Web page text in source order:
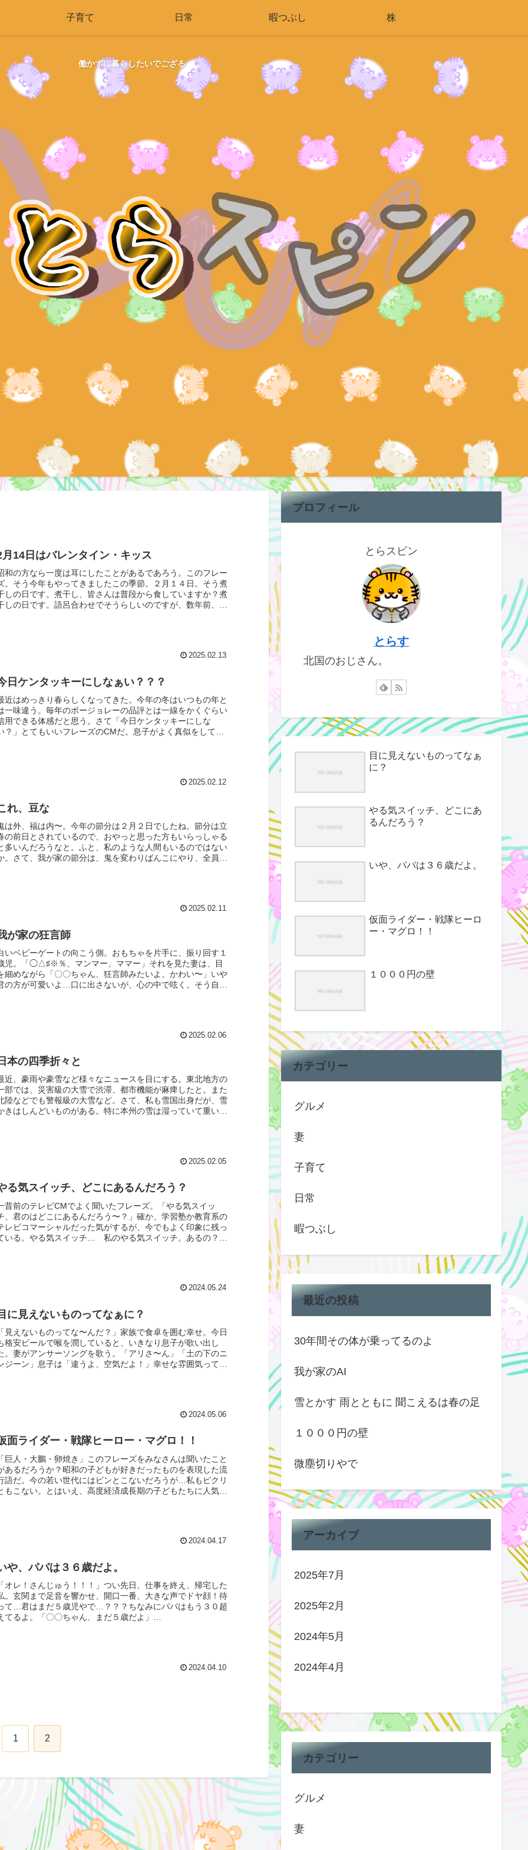
働かずに暮らしたいでござる
子育て 日常 暇つぶし 株
月14日はバレンタイン・キッス
和の方なら一度は耳にしたことがあるであろう。このフレー
。そう今年もやってきましたこの季節。２月１４日。そう煮
しの日です。煮干し、皆さんは普段から食していますか？煮
しの日です。語呂合わせでそうらしいのですが、数年前、お
2025.02.13
日ケンタッキーにしなぁい？？？
近はめっきり春らしくなってきた。今年の冬はいつもの年と
一味違う。毎年のボージョレーの品評とは一線をかくぐらい
用できる体感だと思う。さて「今日ケンタッキーにしな
？」とてもいいフレーズのCMだ。息子がよく真似をしてい
2025.02.12
れ、豆な
は外、福は内〜。今年の節分は２月２日でしたね。節分は立
の前日とされているので、おやっと思った方もいらっしゃる
多いんだろうなと。ふと、私のような人間もいるのではない
。さて、我が家の節分は、鬼を変わりばんこにやり、全員が
2025.02.11
が家の狂言師
いベビーゲートの向こう側。おもちゃを片手に、振り回す１
児。「◯△♯※％、マンマー、ママー」それを見た妻は、目
細めながら「〇〇ちゃん、狂言師みたいよ。かわい〜」いや
の方が可愛いよ…口に出さないが、心の中で呟く。そう自分
2025.02.06
本の四季折々と
近、豪雨や豪雪など様々なニュースを目にする。東北地方の
部では、災害級の大雪で渋滞、都市機能が麻痺したと。また
陸などでも警報級の大雪など。さて、私も雪国出身だが、雪
きはしんどいものがある。特に本州の雪は湿っていて重いん
2025.02.05
る気スイッチ、どこにあるんだろう？
昔前のテレビCMでよく聞いたフレーズ。「やる気スイッ
、君のはどこにあるんだろう〜？」確か、学習塾か教育系の
レビコマーシャルだった気がするが、今でもよく印象に残っ
いる。やる気スイッチ… 私のやる気スイッチ。あるの？て
2024.05.24
に見えないものってなぁに？
見えないものってな〜んだ？」家族で食卓を囲む幸せ。今日
格安ビールで喉を潤していると、いきなり息子が歌い出し
。妻がアンサーソングを歌う。「アリさ〜ん」「土の下のニ
ジーン」息子は「違うよ、空気だよ！」幸せな雰囲気ってこ
2024.05.06
面ライダー・戦隊ヒーロー・マグロ！！
巨人・大鵬・卵焼き」このフレーズをみなさんは聞いたこと
あるだろうか？昭和の子どもが好きだったものを表現した流
語だ。今の若い世代にはピンとこないだろうが…私もピクリ
もこない。とはいえ、高度経済成長期の子どもたちに人気を
2024.04.17
や、パパは３６歳だよ。
オレ！さんじゅう！！！」つい先日、仕事を終え、帰宅した
。玄関まで足音を響かせ、開口一番、大きな声でドヤ顔！待
て…君はまだ５歳児やで…？？？ちなみにパパはもう３０超
てるよ。「〇〇ちゃん、まだ５歳だよ」
2024.04.10
1 2
プロフィール
とらスピン
とらす
北国のおじさん。
目に見えないものってなぁ
に？
やる気スイッチ、どこにあ
るんだろう？
いや、パパは３６歳だよ。
仮面ライダー・戦隊ヒーロ
ー・マグロ！！
１０００円の壁
カテゴリー
グルメ
妻
子育て
日常
暇つぶし
最近の投稿
30年間その体が乗ってるのよ
我が家のAI
雪とかす 雨とともに 聞こえるは春の足
１０００円の壁
微塵切りやで
アーカイブ
2025年7月
2025年2月
2024年5月
2024年4月
カテゴリー
グルメ
妻